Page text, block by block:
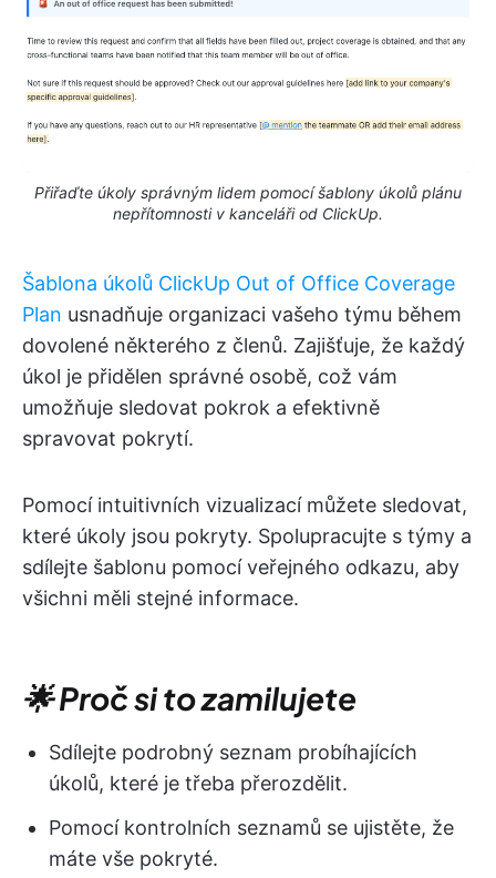
Přiřaďte úkoly správným lidem pomocí šablony úkolů plánu
nepřítomnosti v kanceláři od ClickUp.
Šablona úkolů ClickUp Out of Office Coverage
Plan usnadňuje organizaci vašeho týmu během
dovolené některého z členů. Zajišťuje, že každý
úkol je přidělen správné osobě, což vám
umožňuje sledovat pokrok a efektivně
spravovat pokrytí.
Pomocí intuitivních vizualizací můžete sledovat,
které úkoly jsou pokryty. Spolupracujte s týmy a
sdílejte šablonu pomocí veřejného odkazu, aby
všichni měli stejné informace.
🌟 Proč si to zamilujete
Sdílejte podrobný seznam probíhajících
úkolů, které je třeba přerozdělit.
Pomocí kontrolních seznamů se ujistěte, že
máte vše pokryté.